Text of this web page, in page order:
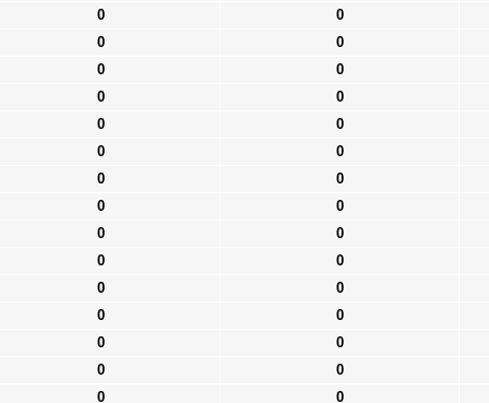
0
0
0
0
0
0
0
0
0
0
0
0
0
0
0
0
0
0
0
0
0
0
0
0
0
0
0
0
0
0